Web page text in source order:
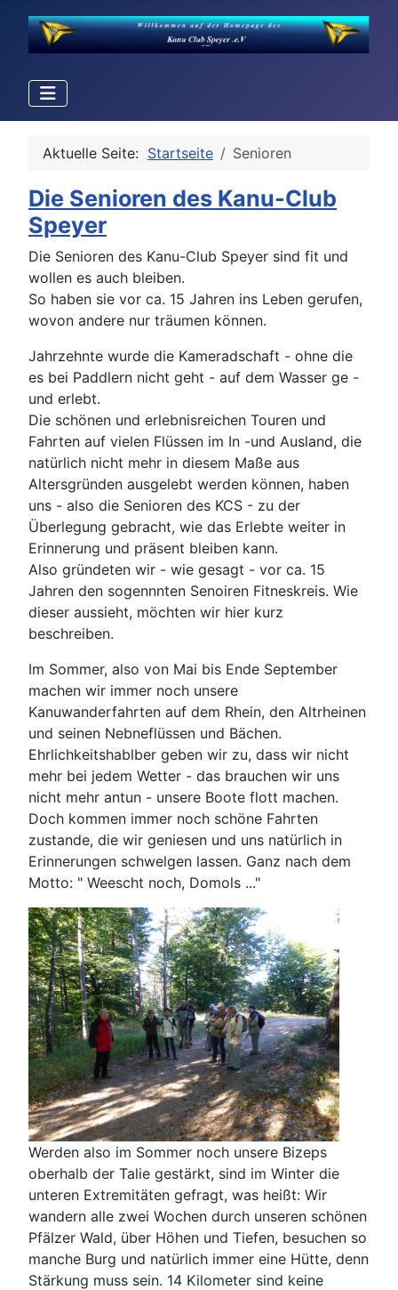
Aktuelle Seite: Startseite Senioren
Die Senioren des Kanu-Club
Speyer
Die Senioren des Kanu-Club Speyer sind fit und
wollen es auch bleiben.
So haben sie vor ca. 15 Jahren ins Leben gerufen,
wovon andere nur träumen können.
Jahrzehnte wurde die Kameradschaft - ohne die
es bei Paddlern nicht geht - auf dem Wasser ge -
und erlebt.
Die schönen und erlebnisreichen Touren und
Fahrten auf vielen Flüssen im In -und Ausland, die
natürlich nicht mehr in diesem Maße aus
Altersgründen ausgelebt werden können, haben
uns - also die Senioren des KCS - zu der
Überlegung gebracht, wie das Erlebte weiter in
Erinnerung und präsent bleiben kann.
Also gründeten wir - wie gesagt - vor ca. 15
Jahren den sogennnten Senoiren Fitneskreis. Wie
dieser aussieht, möchten wir hier kurz
beschreiben.
Im Sommer, also von Mai bis Ende September
machen wir immer noch unsere
Kanuwanderfahrten auf dem Rhein, den Altrheinen
und seinen Nebneflüssen und Bächen.
Ehrlichkeitshablber geben wir zu, dass wir nicht
mehr bei jedem Wetter - das brauchen wir uns
nicht mehr antun - unsere Boote flott machen.
Doch kommen immer noch schöne Fahrten
zustande, die wir geniesen und uns natürlich in
Erinnerungen schwelgen lassen. Ganz nach dem
Motto: " Weescht noch, Domols ..."
Werden also im Sommer noch unsere Bizeps
oberhalb der Talie gestärkt, sind im Winter die
unteren Extremitäten gefragt, was heißt: Wir
wandern alle zwei Wochen durch unseren schönen
Pfälzer Wald, über Höhen und Tiefen, besuchen so
manche Burg und natürlich immer eine Hütte, denn
Stärkung muss sein. 14 Kilometer sind keine